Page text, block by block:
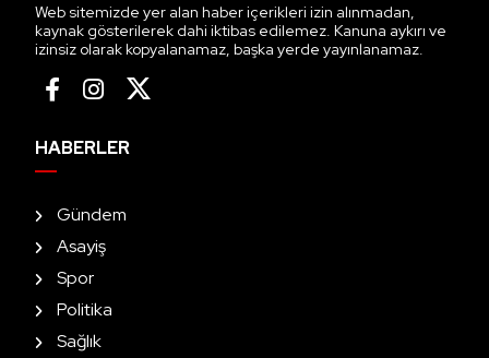
Web sitemizde yer alan haber içerikleri izin alınmadan,
kaynak gösterilerek dahi iktibas edilemez. Kanuna aykırı ve
izinsiz olarak kopyalanamaz, başka yerde yayınlanamaz.
HABERLER
Gündem
Asayiş
Spor
Politika
Sağlık